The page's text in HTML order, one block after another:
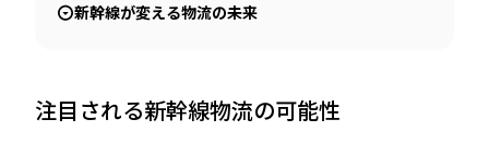
新幹線が変える物流の未来
注目される新幹線物流の可能性